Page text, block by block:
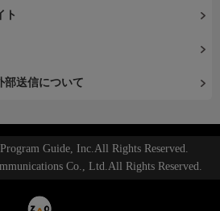
ト
部送信について
Guide, Inc.All Rights Reserved.
Co., Ltd.All Rights Reserved.